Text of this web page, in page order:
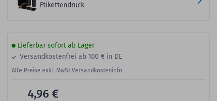
Etikettendruck
Lieferbar sofort ab Lager
Versandkostenfrei ab 100 € in DE
Alle Preise exkl. MwSt.Versandkosteninfo
4,96 €